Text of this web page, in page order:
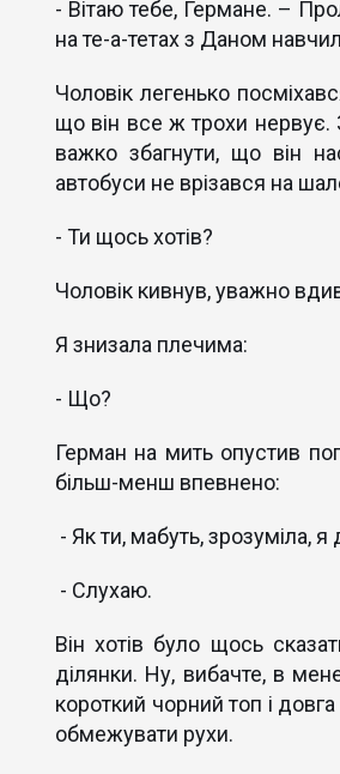
- Вітаю тебе, Германе. –
на те-а-тетах з Даном
Чоловік легенько
що він все ж трохи нервує.
важко збагнути, що він
автобуси не врізався на
- Ти щось хотів?
Чоловік кивнув, уважно
Я знизала плечима:
- Що?
Герман на мить опустив
більш-менш впевнено:
- Як ти, мабуть, зрозуміла, я
- Слухаю.
Він хотів було щось
ділянки. Ну, вибачте, в
короткий чорний топ і
обмежувати рухи.